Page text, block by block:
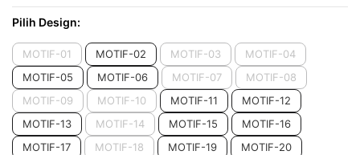
Pilih Design:
MOTIF-01 MOTIF-02 MOTIF-03
MOTIF-04
MOTIF-05
MOTIF-06 MOTIF-07
MOTIF-08
MOTIF-09
MOTIF-10 MOTIF-11
MOTIF-12
MOTIF-13
MOTIF-14 MOTIF-15
MOTIF-16
MOTIF-17
MOTIF-18 MOTIF-19 MOTIF-20